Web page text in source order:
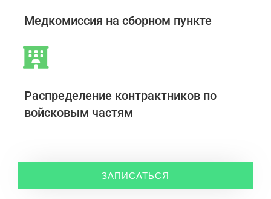
Медкомиссия на сборном пункте
Распределение контрактников по
войсковым частям
ЗАПИСАТЬСЯ